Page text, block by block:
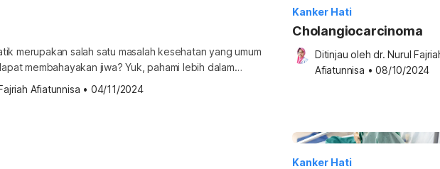
merupakan salah satu masalah kesehatan yang umum
membahayakan jiwa? Yuk, pahami lebih dalam
langkah pencegahannya sejak dini! Apa itu
jaringan abnormal yang tumbuh di dalam hati akibat
Afiatunnisa • 04/11/2024
Kanker Hati
Cholangiocarcinoma
Ditinjau oleh dr. Nurul
Afiatunnisa • 08/10/2024
Kanker Hati